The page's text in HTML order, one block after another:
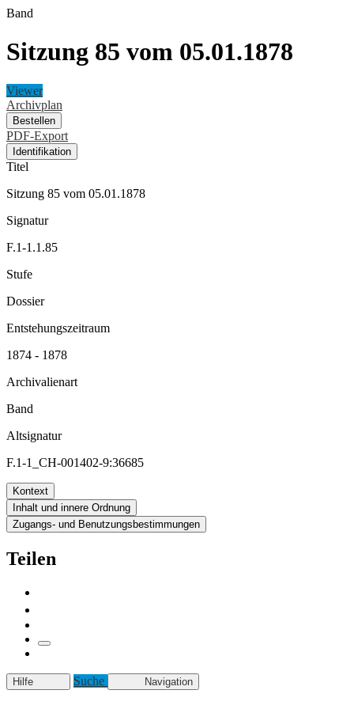
Band
Sitzung 85 vom 05.01.1878
Viewer
Archivplan
Bestellen
PDF-Export
Identifikation
Titel
Sitzung 85 vom 05.01.1878
Signatur
F.1-1.1.85
Stufe
Dossier
Entstehungszeitraum
1874 - 1878
Archivalienart
Band
Altsignatur
F.1-1_CH-001402-9:36685
Kontext
Inhalt und innere Ordnung
Zugangs- und Benutzungsbestimmungen
Teilen
Hilfe Suche Navigation